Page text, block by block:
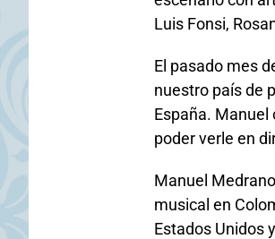
Luis Fonsi,
El pasado mes
nuestro país de
España.
poder verle en
Manuel
musical en
Estados Unidos